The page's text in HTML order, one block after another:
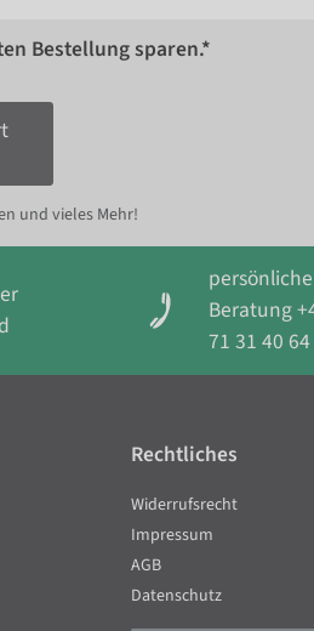
Bestellung sparen.*
und vieles Mehr!
persönliche
Beratung
71 31 40
Rechtliches
Widerrufsrecht
Impressum
AGB
Datenschutz